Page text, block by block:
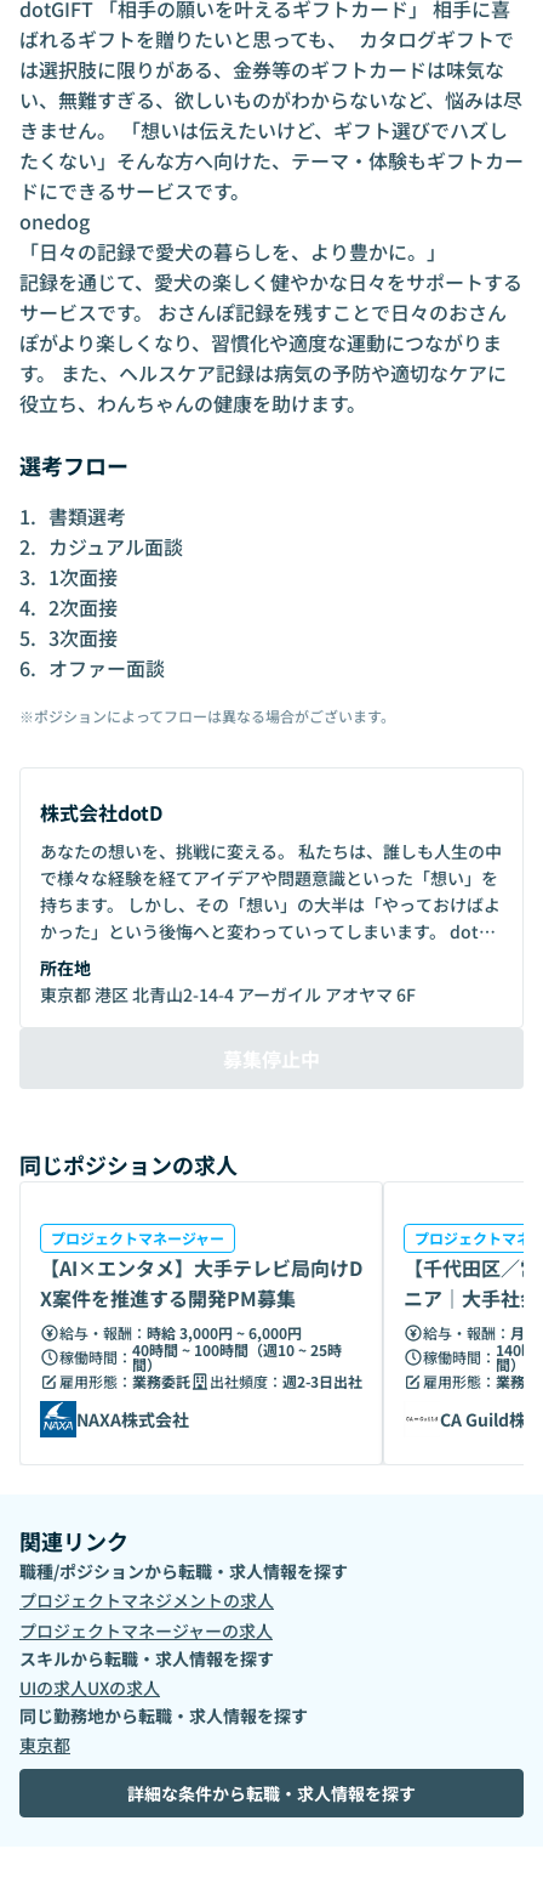
dotGIFT 「相手の願いを叶えるギフトカード」 相手に喜
ばれるギフトを贈りたいと思っても、 カタログギフトで
は選択肢に限りがある、金券等のギフトカードは味気な
い、無難すぎる、欲しいものがわからないなど、悩みは尽
きません。 「想いは伝えたいけど、ギフト選びでハズし
たくない」そんな方へ向けた、テーマ・体験もギフトカー
ドにできるサービスです。
onedog
「日々の記録で愛犬の暮らしを、より豊かに。」
記録を通じて、愛犬の楽しく健やかな日々をサポートする
サービスです。 おさんぽ記録を残すことで日々のおさん
ぽがより楽しくなり、習慣化や適度な運動につながりま
す。 また、ヘルスケア記録は病気の予防や適切なケアに
役立ち、わんちゃんの健康を助けます。
選考フロー
書類選考
カジュアル面談
1次面接
2次面接
3次面接
オファー面談
※ポジションによってフローは異なる場合がございます。
株式会社dotD
あなたの想いを、挑戦に変える。 私たちは、誰しも人生の中
で様々な経験を経てアイデアや問題意識といった「想い」を
持ちます。 しかし、その「想い」の大半は「やっておけばよ
かった」という後悔へと変わっていってしまいます。 dotD
は事業創造ファームとして、これまで培ってきた知識や技
術、経験を活かしながら連続的に事業を創ることで、あなた
の「想い」を「挑戦」に変えていきます。 そして、社会全体
で。 - Culture Deck https://speakerdeck.com/dotd/zhu-
所在地
東京都 港区 北青山2-14-4 アーガイル アオヤマ 6F
募集停止中
同じポジションの求人
プロジェクトマネージャー
【AI×エンタメ】大手テレビ局向けD
X案件を推進する開発PM募集
給与・報酬： 時給 3,000円 ~ 6,000円
稼働時間： 40時間 ~ 100時間（週10 ~ 25時
間）
雇用形態： 業務委託 出社頻度： 週2-3日出社
NAXA株式会社
プロジェクトマネ
【千代田区／
ニア｜大手社
給与・報酬： 月
稼働時間： 140時
間）
雇用形態： 業務委
CA Guild株
関連リンク
職種/ポジションから転職・求人情報を探す
プロジェクトマネジメントの求人
プロジェクトマネージャーの求人
スキルから転職・求人情報を探す
UIの求人UXの求人
同じ勤務地から転職・求人情報を探す
東京都
詳細な条件から転職・求人情報を探す